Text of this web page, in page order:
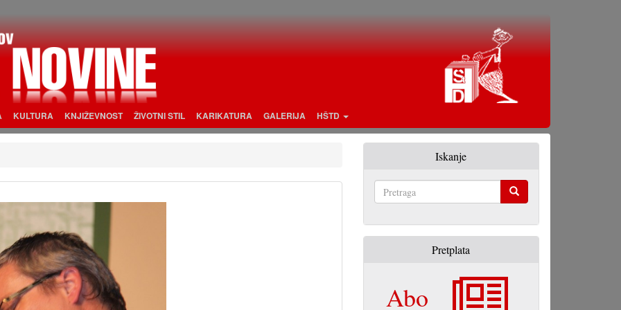
KULTURA KNJIŽEVNOST ŽIVOTNI STIL KARIKATURA GALERIJA HŠTD
Iskanje
Pretplata
Abo